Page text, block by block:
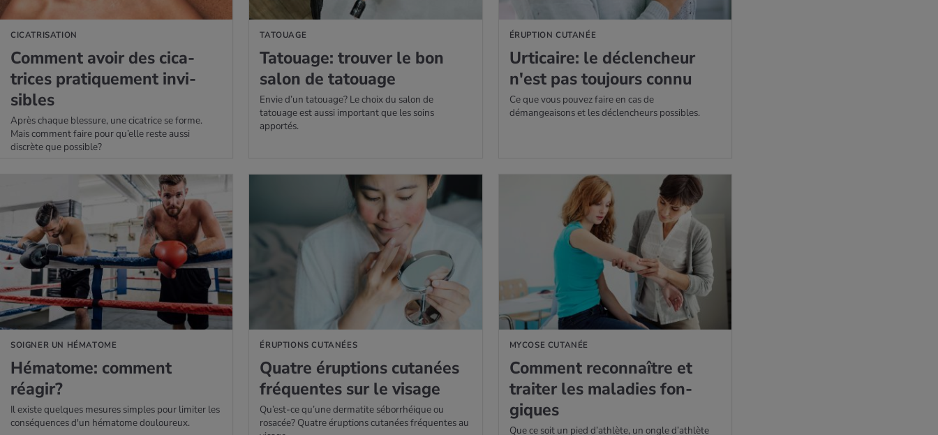
CICATRISATION
Com­ment avoir des cica­
trices pra­ti­que­ment invi­
sibles
Après chaque blessure, une cicatrice se forme.
Mais comment faire pour qu’elle reste aussi
discrète que possible?
TATOUAGE
Tatouage: trou­ver le bon
salon de tatouage
Envie d’un tatouage? Le choix du salon de
tatouage est aussi important que les soins
apportés.
ÉRUPTION CUTANÉE
Urti­caire: le déclen­cheur
n'est pas tou­jours connu
Ce que vous pouvez faire en cas de
démangeaisons et les déclencheurs possibles.
SOIGNER UN HÉMATOME
Héma­tome: com­ment
réagir?
Il existe quelques mesures simples pour limiter les
conséquences d'un hématome douloureux.
PLUS
ÉRUPTIONS CUTANÉES
Quatre érup­tions cuta­nées
fré­quentes sur le visage
Qu’est-ce qu’une dermatite séborrhéique ou
rosacée? Quatre éruptions cutanées fréquentes au
EN SAVOIR PLUS
MYCOSE CUTANÉE
Com­ment recon­naître et
trai­ter les mala­dies fon­
giques
Que ce soit un pied d’athlète, un ongle d’athlète